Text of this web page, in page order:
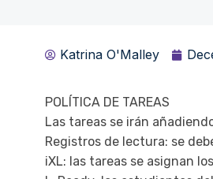
Katrina O'Malley
POLÍTICA DE TAREAS
Las tareas se irán
Registros de lectura: se
iXL: las tareas se asignan